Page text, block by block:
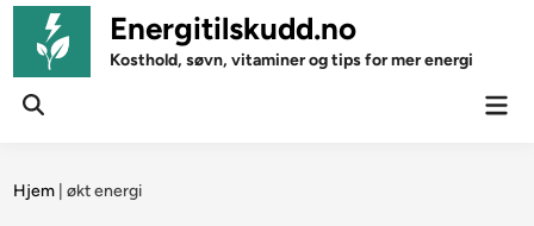
Skip
content
Energitilskudd.no
Kosthold, søvn, vitaminer og tips for mer energi
Open
Hjem |økt energi